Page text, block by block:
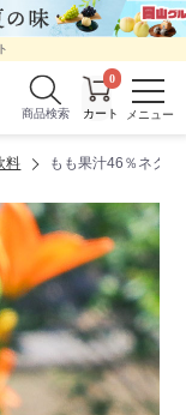
商品検索
0
料 もも果汁46％ネクタ